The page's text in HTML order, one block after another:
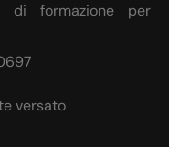
di formazione per
versato